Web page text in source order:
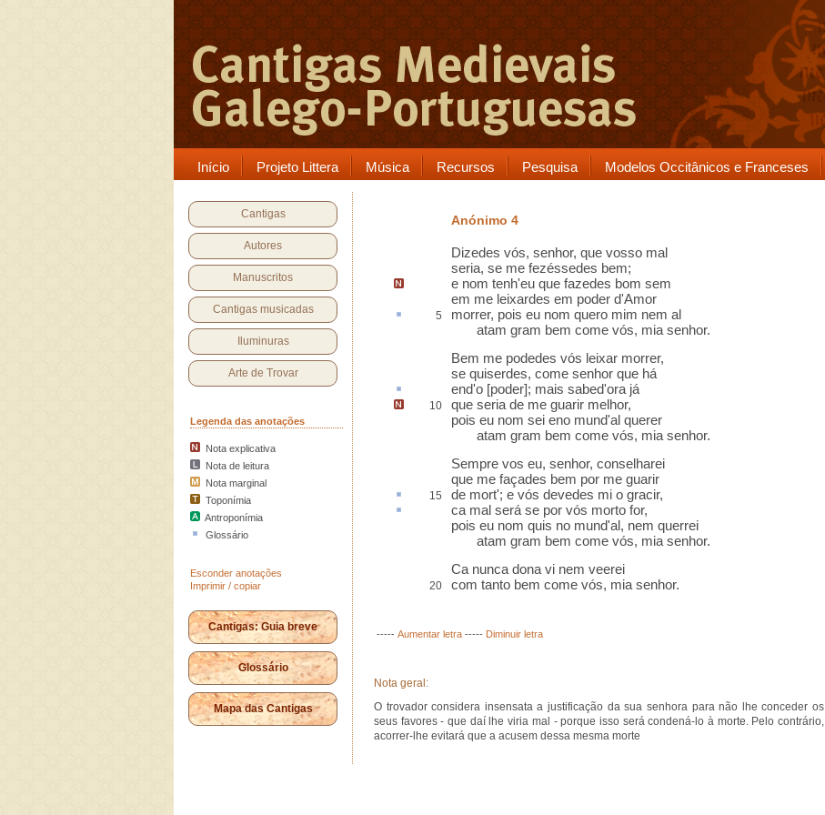
Início Projeto Littera Música Recursos Pesquisa Modelos Occitânicos e Franceses
Cantigas
Autores
Manuscritos
Cantigas musicadas
Iluminuras
Arte de Trovar
Legenda das anotações
Nota explicativa
Nota de leitura
Nota marginal
Toponímia
Antroponímia
Glossário
Esconder anotações
Imprimir / copiar
Cantigas: Guia breve
Glossário
Mapa das Cantigas
Anónimo 4
Dizedes vós, senhor, que vosso mal
seria, se me fezéssedes bem;
e nom tenh'eu que fazedes bom sem
em me leixardes em poder d'Amor
5 morrer, pois eu nom quero mim nem al
atam gram bem come vós, mia senhor.
Bem me podedes vós leixar morrer,
se quiserdes, come senhor que há
end'o [poder]; mais sabed'ora já
10 que seria de me guarir melhor,
pois eu nom sei eno mund'al querer
atam gram bem come vós, mia senhor.
Sempre vos eu, senhor, conselharei
que me façades bem por me guarir
15 de mort'; e vós devedes mi o gracir,
ca mal será se por vós morto for,
pois eu nom quis no mund'al, nem querrei
atam gram bem come vós, mia senhor.
Ca nunca dona vi nem veerei
20 com tanto bem come vós, mia senhor.
----- Aumentar letra ----- Diminuir letra
Nota geral:
O trovador considera insensata a justificação da sua senhora para não lhe conceder os
seus favores - que daí lhe viria mal - porque isso será condená-lo à morte. Pelo contrário,
acorrer-lhe evitará que a acusem dessa mesma morte